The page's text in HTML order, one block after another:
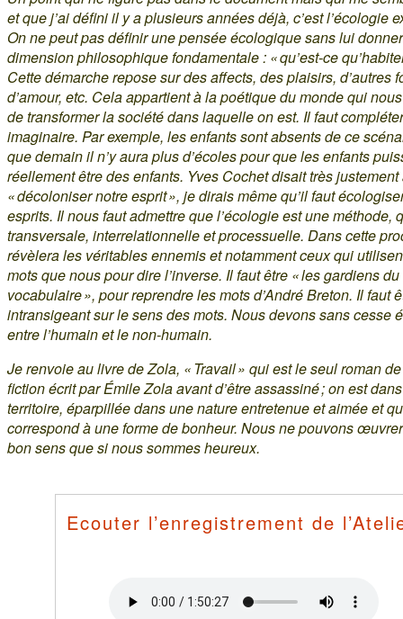
et que j’ai défini il y a plusieurs années déjà, c’est l’écologie
On ne peut pas définir une pensée écologique sans lui
dimension philosophique fondamentale : « qu’est-ce
Cette démarche repose sur des affects, des plaisirs, d’autres
d’amour, etc. Cela appartient à la poétique du monde qui
de transformer la société dans laquelle on est. Il faut
imaginaire. Par exemple, les enfants sont absents de ce
que demain il n’y aura plus d’écoles pour que les enfants
réellement être des enfants. Yves Cochet disait très justement
« décoloniser notre esprit », je dirais même qu’il faut
esprits. Il nous faut admettre que l’écologie est une méthode,
transversale, interrelationnelle et processuelle. Dans cette
révèlera les véritables ennemis et notamment ceux qui
mots que nous pour dire l’inverse. Il faut être « les gardiens du
vocabulaire », pour reprendre les mots d’André Breton. Il faut
intransigeant sur le sens des mots. Nous devons sans cesse
entre l’humain et le non-humain.
Je renvoie au livre de Zola, « Travail » qui est le seul roman
fiction écrit par Émile Zola avant d’être assassiné ; on est
territoire, éparpillée dans une nature entretenue et aimée et
correspond à une forme de bonheur. Nous ne pouvons
bon sens que si nous sommes heureux.
Ecouter l’enregistrement de